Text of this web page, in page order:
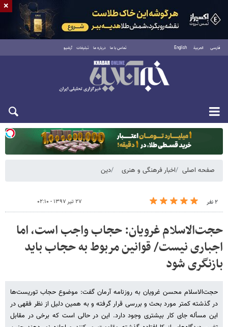
فارسی العربية English تماس با ما درباره ما تبلیغات آرشیو
یکشنبه ۱۸ مرداد ۱۴۰۵
صفحه اصلی اخبار فرهنگی و هنری دین
۲ نفر ۲۷ تیر ۱۳۹۷ - ۰۲:۱۰
حجت‌الاسلام غرویان: حجاب واجب است، اما
اجباری نیست/ قوانین مربوط به حجاب باید
بازنگری شود
حجت‌الاسلام محسن غرویان به روزنامه آرمان گفت: موضوع حجاب توریست‌ها
در گذشته کمتر مورد بحث و بررسی قرار گرفته و به همین دلیل از نظر فقهی در
این مسأله جای کار بیشتری وجود دارد. این در حالی است که برخی در مقابل
×